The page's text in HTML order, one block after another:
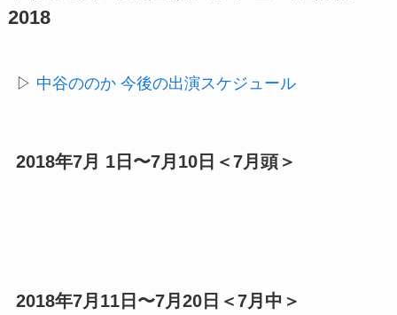
2018
▷ 中谷ののか 今後の出演スケジュール
2018年7月 1日〜7月10日＜7月頭＞
2018年7月11日〜7月20日＜7月中＞